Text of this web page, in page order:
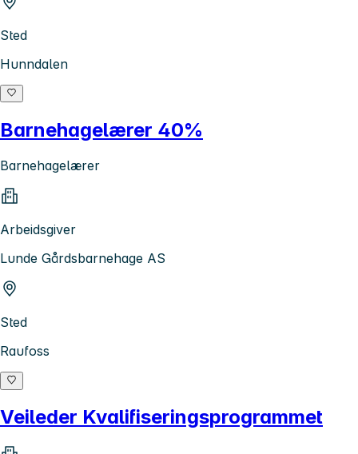
Sted
Hunndalen
Barnehagelærer 40%
Barnehagelærer
Arbeidsgiver
Lunde Gårdsbarnehage AS
Sted
Raufoss
Veileder Kvalifiseringsprogrammet